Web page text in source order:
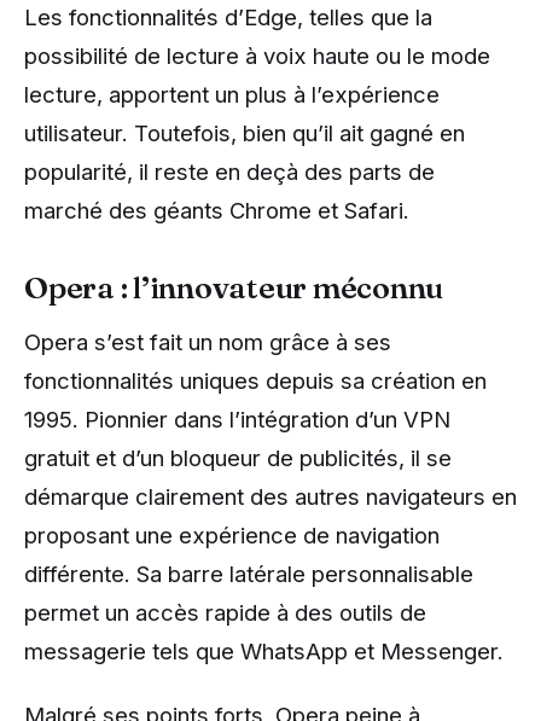
Les fonctionnalités d’Edge, telles que la
possibilité de lecture à voix haute ou le mode
lecture, apportent un plus à l’expérience
utilisateur. Toutefois, bien qu’il ait gagné en
popularité, il reste en deçà des parts de
marché des géants Chrome et Safari.
Opera : l’innovateur méconnu
Opera s’est fait un nom grâce à ses
fonctionnalités uniques depuis sa création en
1995. Pionnier dans l’intégration d’un VPN
gratuit et d’un bloqueur de publicités, il se
démarque clairement des autres navigateurs en
proposant une expérience de navigation
différente. Sa barre latérale personnalisable
permet un accès rapide à des outils de
messagerie tels que WhatsApp et Messenger.
Malgré ses points forts, Opera peine à